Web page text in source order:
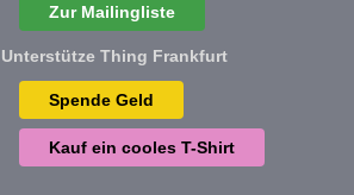
Zur Mailingliste
Unterstütze Thing Frankfurt
Spende Geld
Kauf ein cooles T-Shirt